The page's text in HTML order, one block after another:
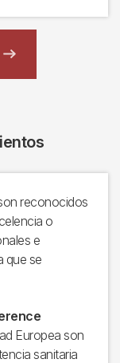
reconocidos
o
e
que se
Europea son
sanitaria